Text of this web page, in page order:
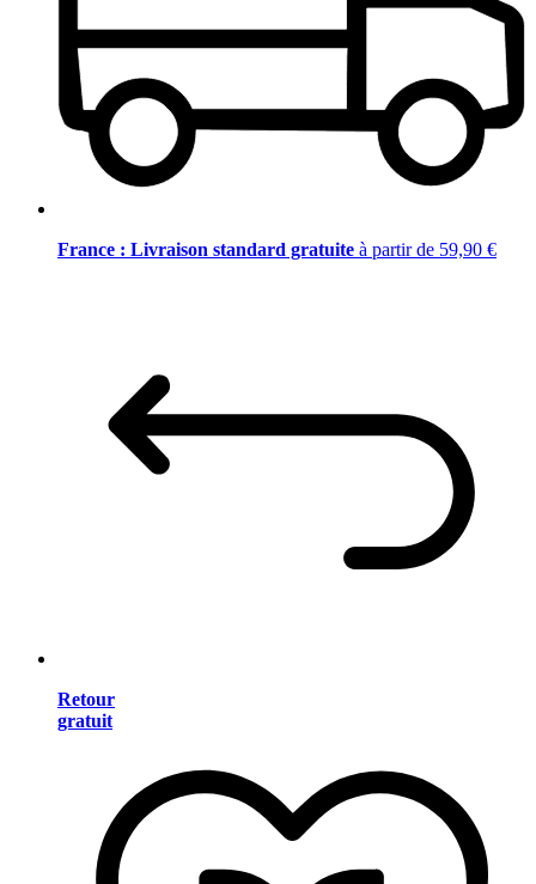
France : Livraison standard gratuite à partir de 59,90 €
Retour
gratuit